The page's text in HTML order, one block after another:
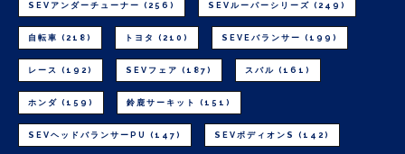
SEVアンダーチューナー (256) SEVルーパーシリーズ (249)
自転車 (218) トヨタ (210) SEVEバランサー (199)
レース (192) SEVフェア (187) スバル (161)
ホンダ (159) 鈴鹿サーキット (151)
SEVヘッドバランサーPU (147) SEVボディオンS (142)